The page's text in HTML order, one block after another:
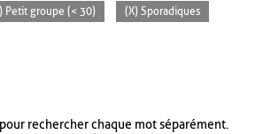
Petit groupe (< 30) (X) Sporadiques
rechercher chaque mot séparément.